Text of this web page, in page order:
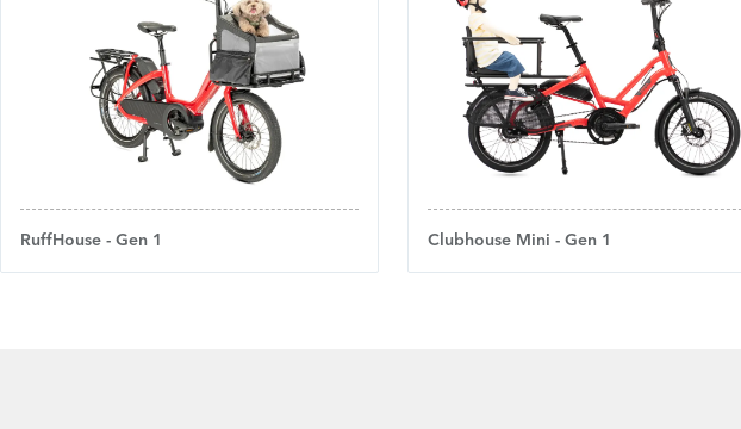
RuffHouse - Gen 1 Clubhouse Mini - Gen 1